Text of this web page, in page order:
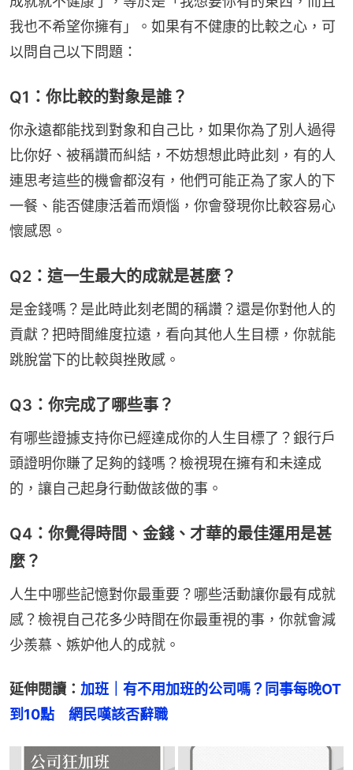
我也不希望你擁有」。如果有不健康的比較之心，可
以問自己以下問題：
Q1：你比較的對象是誰？
你永遠都能找到對象和自己比，如果你為了別人過得
比你好、被稱讚而糾結，不妨想想此時此刻，有的人
連思考這些的機會都沒有，他們可能正為了家人的下
一餐、能否健康活着而煩惱，你會發現你比較容易心
懷感恩。
Q2：這一生最大的成就是甚麼？
是金錢嗎？是此時此刻老闆的稱讚？還是你對他人的
貢獻？把時間維度拉遠，看向其他人生目標，你就能
跳脫當下的比較與挫敗感。
Q3：你完成了哪些事？
有哪些證據支持你已經達成你的人生目標了？銀行戶
頭證明你賺了足夠的錢嗎？檢視現在擁有和未達成
的，讓自己起身行動做該做的事。
Q4：你覺得時間、金錢、才華的最佳運用是甚
麼？
人生中哪些記憶對你最重要？哪些活動讓你最有成就
感？檢視自己花多少時間在你最重視的事，你就會減
少羨慕、嫉妒他人的成就。
延伸閱讀： 加班｜有不用加班的公司嗎？同事每晚OT
到10點　網民嘆該否辭職